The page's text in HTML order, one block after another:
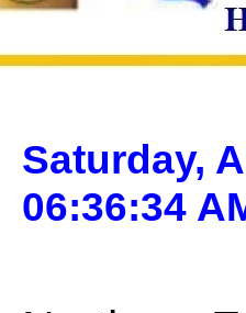
Saturday,
06:36:34